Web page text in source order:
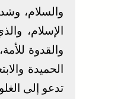
والسلام،
الإسلام،
والقدوة
الحميدة
تدعو إلى